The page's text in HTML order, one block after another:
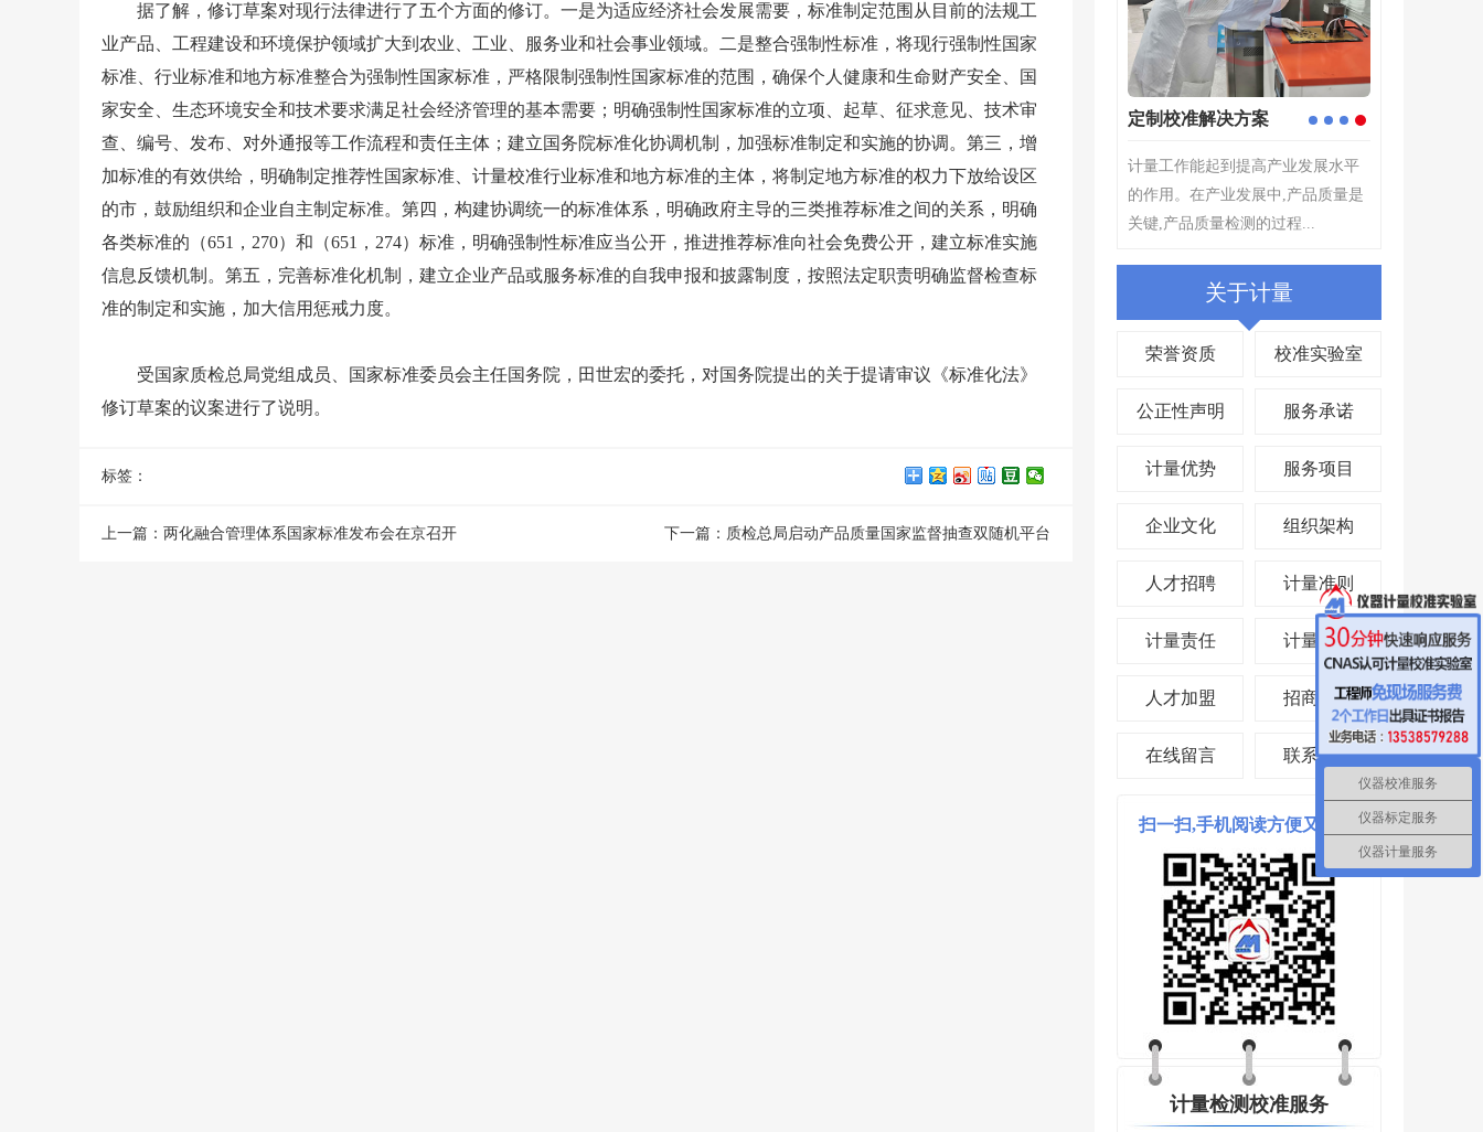
据了解，修订草案对现行法律进行了五个方面的修订。一是为适应经济社会发展需要，标准制定范围从目前的法规工
业产品、工程建设和环境保护领域扩大到农业、工业、服务业和社会事业领域。二是整合强制性标准，将现行强制性国家
标准、行业标准和地方标准整合为强制性国家标准，严格限制强制性国家标准的范围，确保个人健康和生命财产安全、国
家安全、生态环境安全和技术要求满足社会经济管理的基本需要；明确强制性国家标准的立项、起草、征求意见、技术审
查、编号、发布、对外通报等工作流程和责任主体；建立国务院标准化协调机制，加强标准制定和实施的协调。第三，增
加标准的有效供给，明确制定推荐性国家标准、 计量校准行业标准和地方标准的主体，将制定地方标准的权力下放给设区
的市，鼓励组织和企业自主制定标准。第四，构建协调统一的标准体系，明确政府主导的三类推荐标准之间的关系，明确
各类标准的（651，270）和（651，274）标准，明确强制性标准应当公开，推进推荐标准向社会免费公开，建立标准实施
信息反馈机制。第五，完善标准化机制，建立企业产品或服务标准的自我申报和披露制度，按照法定职责明确监督检查标
准的制定和实施，加大信用惩戒力度。
受国家质检总局党组成员、国家标准委员会主任国务院，田世宏的委托，对国务院提出的关于提请审议《标准化法》
修订草案的议案进行了说明。
标签：
上一篇： 两化融合管理体系国家标准发布会在京召开 下一篇： 质检总局启动产品质量国家监督抽查双随机平台
仪器校准
仪器校准是仪器设备管理中非常重
要的环节,评定测量装置的示值误差,
确保量值准确,其目的在...
关于计量
荣誉资质 校准实验室
公正性声明 服务承诺
计量优势 服务项目
企业文化 组织架构
人才招聘 计量准则
计量责任 计量投资
人才加盟 招商合作
在线留言 联系我们
扫一扫,手机阅读方便又省时!
计量检测校准服务
仪器校准服务
仪器标定服务
仪器计量服务